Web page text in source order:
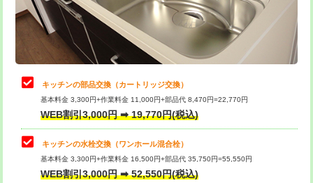
め込み）)
給水管工事※（土の掘削・埋め戻し作
11,000円
給水管工事※（塩ビ管（VP・HI）使
用/3ｍまで)
給水管工事※（塩ビ管（VP・HI）使
用（追加）/3ｍ超え)
給水管工事※（ライニング鋼管・銅
管・ポリ管・HT管使用/3ｍまで)
44,000円
止水・漏水調査・防水処理・清掃・修
理・調整・分解・加工など（軽作業）
11,000円
止水・漏水調査・防水処理・清掃・修
理・調整・分解・加工など（中作業）
22,000円
止水・漏水調査・防水処理・清掃・修
理・調整・分解・加工など（重作業）
33,000円
お風呂タンク脱着
その他部品の脱着
キッチンの部品交換（カートリッジ交換）
基本料金 3,300円+作業料金 11,000円+部品代 8,470円=22,770円
WEB割引3,000円 ➡ 19,770円(税込)
キッチンの水栓交換（ワンホール混合栓）
基本料金 3,300円+作業料金 16,500円+部品代 35,750円=55,550円
WEB割引3,000円 ➡ 52,550円(税込)